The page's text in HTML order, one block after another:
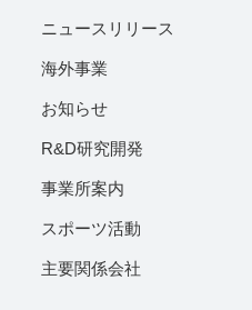
ニュースリリース
海外事業
お知らせ
R&D研究開発
事業所案内
スポーツ活動
主要関係会社